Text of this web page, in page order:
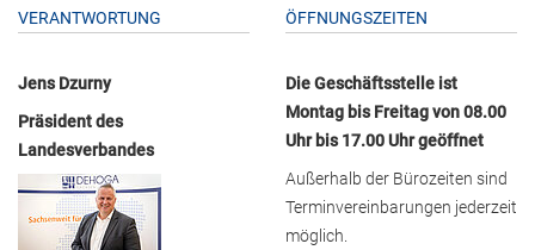
VERANTWORTUNG
Jens Dzurny
Präsident des
Landesverbandes
ÖFFNUNGSZEITEN
Die Geschäftsstelle ist
Montag bis Freitag von 08.00
Uhr bis 17.00 Uhr geöffnet
Außerhalb der Bürozeiten sind
Terminvereinbarungen jederzeit
möglich.